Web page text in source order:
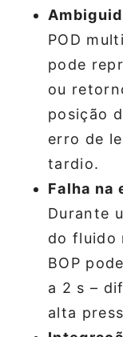
POD
pode
ou
posição
erro de
tardio.
Falha na
Durante
do fluido
BOP
a 2 s –
alta